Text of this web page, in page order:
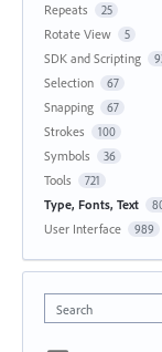
Repeats 25
Rotate View 5
SDK and Scripting
Selection 67
Snapping 67
Strokes 100
Symbols 36
Tools 721
Type, Fonts, Text
User Interface 989
Search